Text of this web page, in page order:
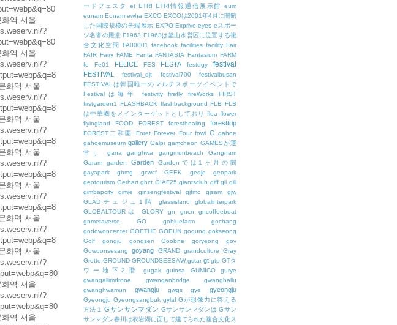
ードフェスタ
et ETRI ETRI情報通信展示館
eum
eunam Eunam ewha EXCO EXCOは2001年4月に開館
した国際規模の先端展示 EXPO Exprive eyes eスポー
ツ名誉の殿堂 F1963 F1963は釜山水営区に位置する複
合文化空間
FA00001 facebook facilities facility Fair
FAIR Fairy FAME Fanta FANTASIA Fantasium FARM
fe
Fe01 FELICE FES FESTA festdgy festival
FESTIVAL festival_djt festival700
festivalbusan
FESTIVALは韓国唯一のマルチスポーツイベントで
Festivalは毎年
festivity firefly fireWorks
FIRST
firstgarden1
FLASHBACK flashbackground FLB FLB
は中華圏をメインターゲットとしており
flea flower
flyingland
FOOD FOREST foresthealing foresttrip
FOREST二和園 Foret Forever Four fowi G gahoe
gahoemuseum gallery Galpi gamcheon GAMESが運
営し
gana ganghwa gangmunbeach
Gangnam
Garam
garden Garden
Gardenでは1ヶ月の間
gayapark
gbmg gcwcf GEEK geoje
geopark
geotourism Gerhart ghct GIAF25 giantsclub giff gil gill
gimbapcity
gimje ginsengfestival gjfmc gjsam
gjw
GLADチェジュ1階
glassisland
globalinterpark
GLOBALTOURは
GLORY gn gncn
gncoffeeboat
gnmetaverse
GO gobluefarm
gochang
godowoncenter GOETHE GOEUN gogung gokseong
Golf
gongju gongseri Goobne goryeong
gov
Gowoonsesang
goyang GRAND grandculture
Gray
Grotto GROUND GROUNDSEESAW gstar gt gtp GTタ
ワー地下2階
gugak guinsa GUMICO
gurye
gwangallimdrone
gwanganbridge
gwanghallu
gwanghwamun
gwangju gwgs gye gyeongju
Gyeongju Gyeongsangbuk gylaf Gが想像力に答える
方法１
Gサンサンマダン Gサンサンマダンは Gサン
サンマダン春川は衣岩湖に面して建てられた複合文化ス